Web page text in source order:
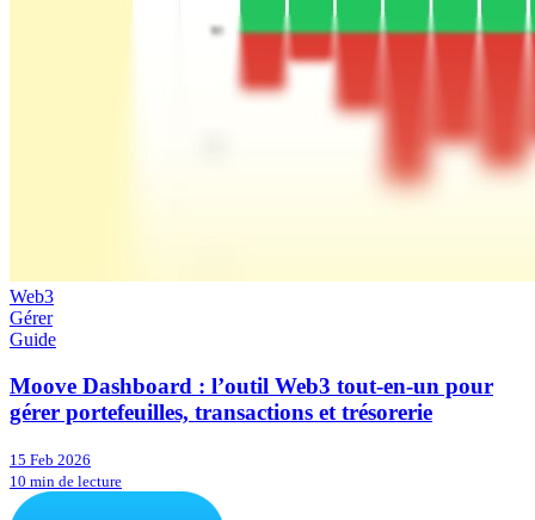
Web3
Gérer
Guide
Moove Dashboard : l’outil Web3 tout-en-un pour
gérer portefeuilles, transactions et trésorerie
15 Feb 2026
10 min de lecture